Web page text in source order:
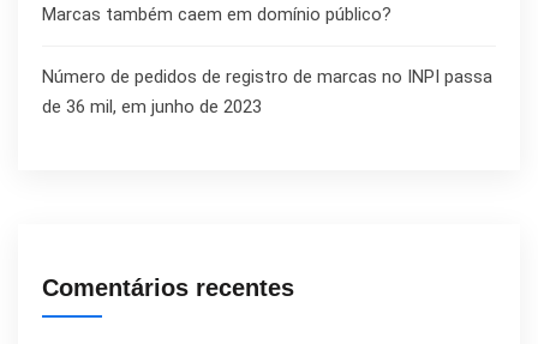
Marcas também caem em domínio público?
Número de pedidos de registro de marcas no INPI passa
de 36 mil, em junho de 2023
Comentários recentes